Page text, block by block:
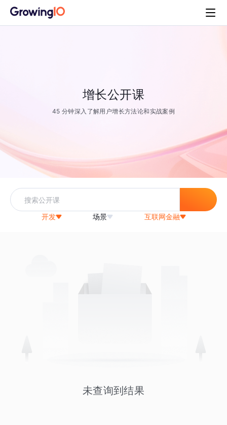
增长公开课
45 分钟深入了解用户增长方法论和实战案例
开发 场景 互联网金融
未查询到结果